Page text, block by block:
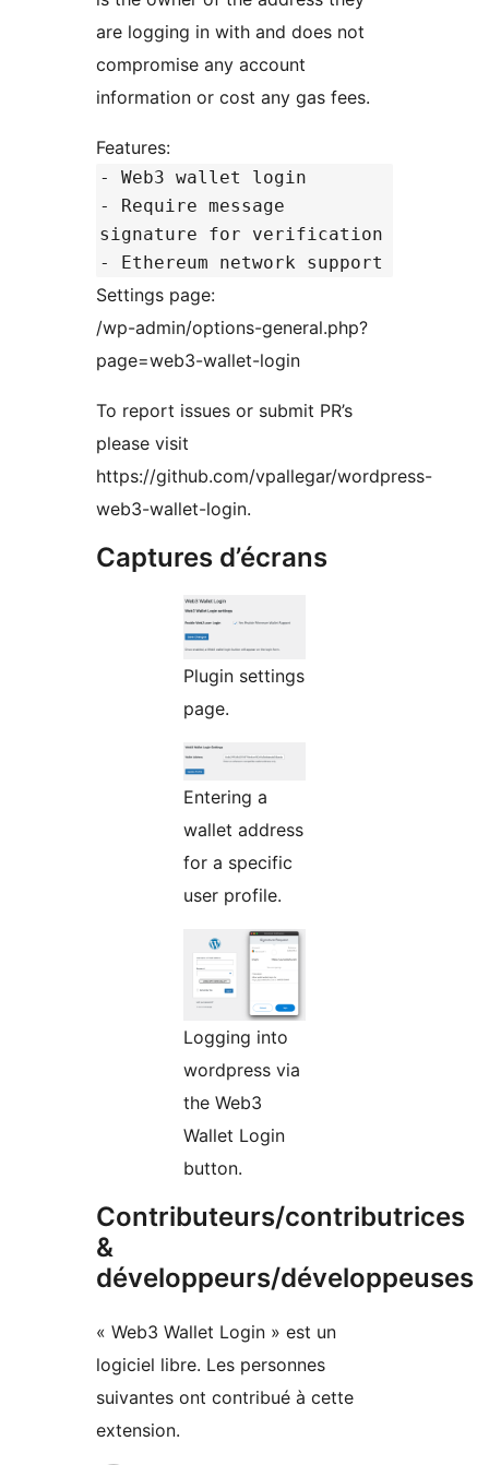
are logging in with and does not
compromise any account
information or cost any gas fees.
Features:
- Web3 wallet login
- Require message
signature for verification
- Ethereum network support
Settings page:
/wp-admin/options-general.php?
page=web3-wallet-login
To report issues or submit PR’s
please visit
https://github.com/vpallegar/wordpress-
web3-wallet-login.
Captures d’écrans
Plugin settings
page.
Entering a
wallet address
for a specific
user profile.
Logging into
wordpress via
the Web3
Wallet Login
button.
Contributeurs/contributrices
&
développeurs/développeuses
« Web3 Wallet Login » est un
logiciel libre. Les personnes
suivantes ont contribué à cette
extension.